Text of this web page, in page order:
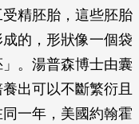
精胚胎，這些胚胎
的，形狀像一個袋
。湯普森博士由囊
出可以不斷繁衍且
一年，美國約翰霍